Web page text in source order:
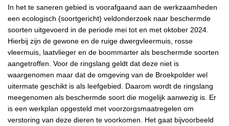
In het te saneren gebied is voorafgaand aan de werkzaamheden
een ecologisch (soortgericht) veldonderzoek naar beschermde
soorten uitgevoerd in de periode mei tot en met oktober 2024.
Hierbij zijn de gewone en de ruige dwergvleermuis, rosse
vleermuis, laatvlieger en de boommarter als beschermde soorten
aangetroffen. Voor de ringslang geldt dat deze niet is
waargenomen maar dat de omgeving van de Broekpolder wel
uitermate geschikt is als leefgebied. Daarom wordt de ringslang
meegenomen als beschermde soort die mogelijk aanwezig is. Er
is een werkplan opgesteld met voorzorgsmaatregelen om
verstoring van deze dieren te voorkomen. Het gaat bijvoorbeeld